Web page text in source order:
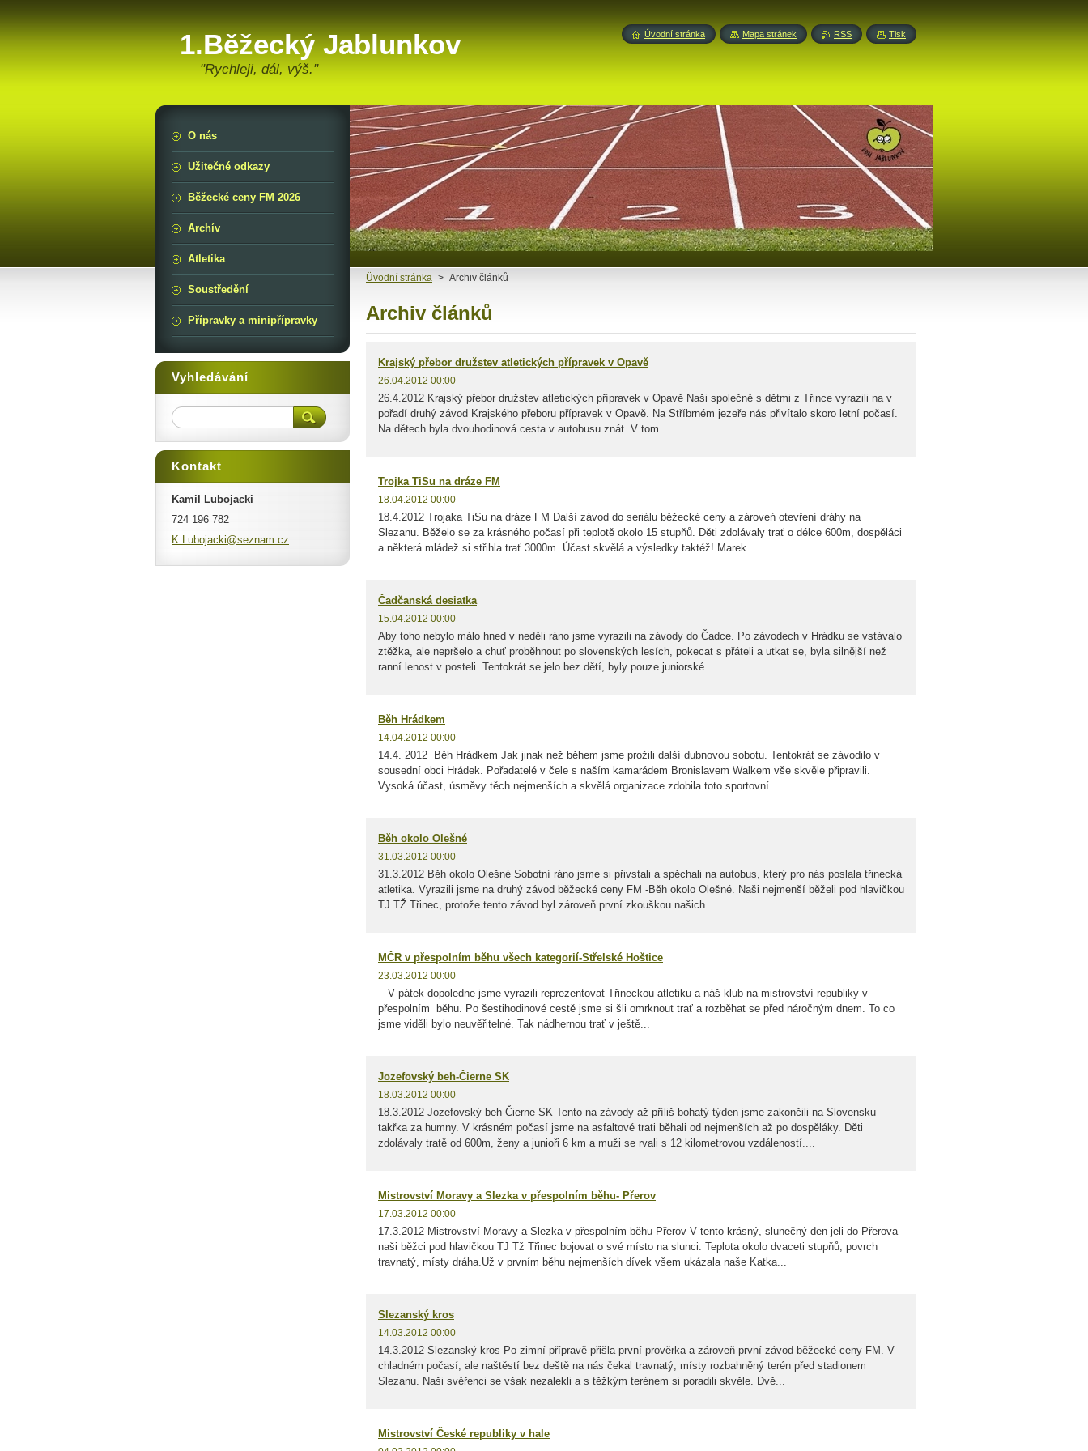
1.Běžecký Jablunkov
"Rychleji, dál, výš."
Üvodní stránka > Archiv článků
Archiv článků
Krajský přebor družstev atletických přípravek v Opavě
26.04.2012 00:00
26.4.2012 Krajský přebor družstev atletických přípravek v Opavě Naši společně s dětmi z Třince vyrazili na v
pořadí druhý závod Krajského přeboru přípravek v Opavě. Na Stříbrném jezeře nás přivítalo skoro letní počasí.
Na dětech byla dvouhodinová cesta v autobusu znát. V tom...
Trojka TiSu na dráze FM
18.04.2012 00:00
18.4.2012 Trojaka TiSu na dráze FM Další závod do seriálu běžecké ceny a zároveń otevření dráhy na
Slezanu. Běželo se za krásného počasí při teplotě okolo 15 stupňů. Děti zdolávaly trať o délce 600m, dospěláci
a některá mládež si střihla trať 3000m. Účast skvělá a výsledky taktéž! Marek...
Čadčanská desiatka
15.04.2012 00:00
Aby toho nebylo málo hned v neděli ráno jsme vyrazili na závody do Čadce. Po závodech v Hrádku se vstávalo
ztěžka, ale nepršelo a chuť proběhnout po slovenských lesích, pokecat s přáteli a utkat se, byla silnější než
ranní lenost v posteli. Tentokrát se jelo bez dětí, byly pouze juniorské...
Běh Hrádkem
14.04.2012 00:00
14.4. 2012 Běh Hrádkem Jak jinak než během jsme prožili další dubnovou sobotu. Tentokrát se závodilo v
sousední obci Hrádek. Pořadatelé v čele s naším kamarádem Bronislavem Walkem vše skvěle připravili.
Vysoká účast, úsměvy těch nejmenších a skvělá organizace zdobila toto sportovní...
Běh okolo Olešné
31.03.2012 00:00
31.3.2012 Běh okolo Olešné Sobotní ráno jsme si přivstali a spěchali na autobus, který pro nás poslala třinecká
atletika. Vyrazili jsme na druhý závod běžecké ceny FM -Běh okolo Olešné. Naši nejmenší běželi pod hlavičkou
TJ TŽ Třinec, protože tento závod byl zároveň první zkouškou našich...
MČR v přespolním běhu všech kategorií-Střelské Hoštice
23.03.2012 00:00
V pátek dopoledne jsme vyrazili reprezentovat Třineckou atletiku a náš klub na mistrovství republiky v
přespolním běhu. Po šestihodinové cestě jsme si šli omrknout trať a rozběhat se před náročným dnem. To co
jsme viděli bylo neuvěřitelné. Tak nádhernou trať v ještě...
Jozefovský beh-Čierne SK
18.03.2012 00:00
18.3.2012 Jozefovský beh-Čierne SK Tento na závody až příliš bohatý týden jsme zakončili na Slovensku
takřka za humny. V krásném počasí jsme na asfaltové trati běhali od nejmenších až po dospěláky. Děti
zdolávaly tratě od 600m, ženy a junioři 6 km a muži se rvali s 12 kilometrovou vzdáleností....
Mistrovství Moravy a Slezka v přespolním běhu- Přerov
17.03.2012 00:00
17.3.2012 Mistrovství Moravy a Slezka v přespolním běhu-Přerov V tento krásný, slunečný den jeli do Přerova
naši běžci pod hlavičkou TJ Tž Třinec bojovat o své místo na slunci. Teplota okolo dvaceti stupňů, povrch
travnatý, místy dráha.Už v prvním běhu nejmenších dívek všem ukázala naše Katka...
Slezanský kros
14.03.2012 00:00
14.3.2012 Slezanský kros Po zimní přípravě přišla první prověrka a zároveň první závod běžecké ceny FM. V
chladném počasí, ale naštěstí bez deště na nás čekal travnatý, místy rozbahněný terén před stadionem
Slezanu. Naši svěřenci se však nezalekli a s těžkým terénem si poradili skvěle. Dvě...
Mistrovství České republiky v hale
O nás
Užitečné odkazy
Běžecké ceny FM 2026
Archív
Atletika
Soustředění
Přípravky a minipřípravky
Vyhledávání
Kontakt
Kamil Lubojacki
724 196 782
K.Lubojacki@seznam.cz
Úvodní stránka Mapa stránek RSS Tisk